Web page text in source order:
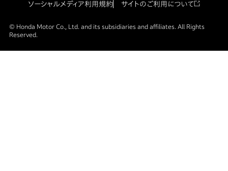
ソーシャルメディア利用規約
サイトのご利用について
© Honda Motor Co., Ltd. and its subsidiaries and affiliates. All Rights
Reserved.